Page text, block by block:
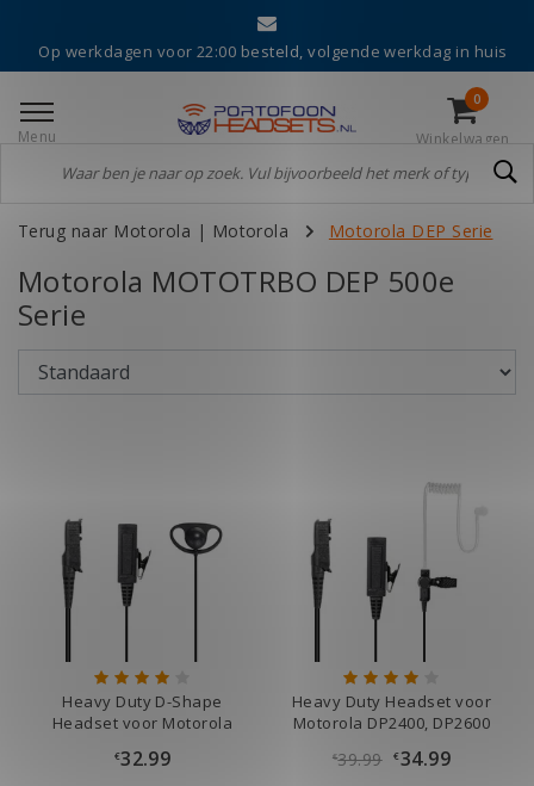
Op werkdagen voor 22:00 besteld, volgende werkdag in huis
Menu
0
Winkelwagen
Terug naar Motorola | Motorola Motorola DEP Serie
Motorola MOTOTRBO DEP 500e
Serie
Heavy Duty D-Shape
Headset voor Motorola
€32.99
Heavy Duty Headset voor
Motorola DP2400, DP2600
€39.99 €34.99